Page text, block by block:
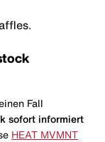
Fall
sofort informiert
HEAT MVMNT